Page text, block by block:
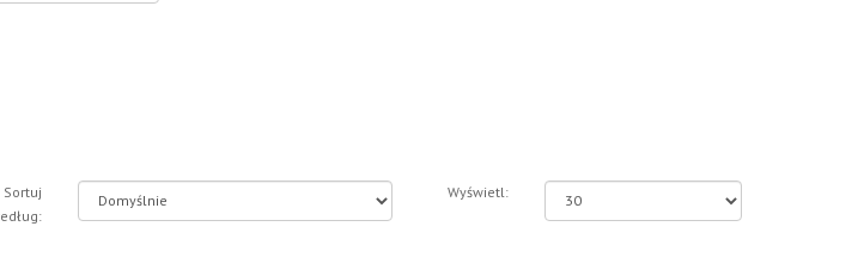
Sortuj
Wyświetl: